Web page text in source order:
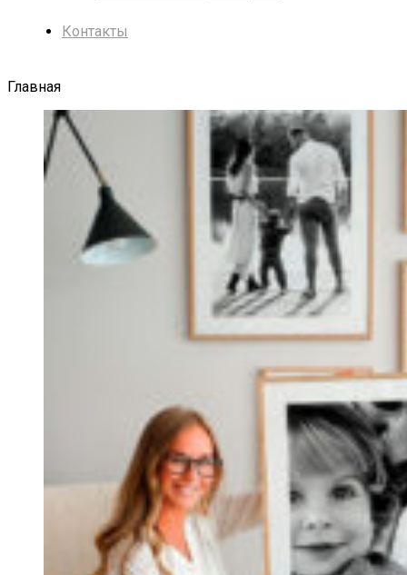
Контакты
Главная